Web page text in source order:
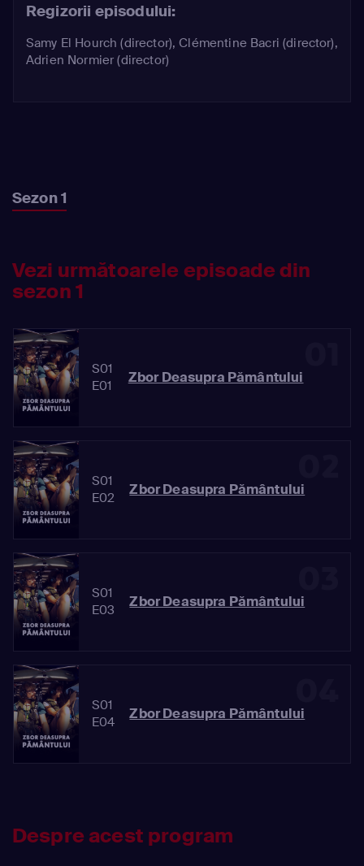
Regizorii episodului:
Samy El Hourch (director), Clémentine Bacri (director),
Adrien Normier (director)
Sezon 1
Vezi următoarele episoade din
sezon 1
S01
E01
Zbor Deasupra Pământului
S01
E02
Zbor Deasupra Pământului
S01
E03
Zbor Deasupra Pământului
S01
E04
Zbor Deasupra Pământului
Despre acest program